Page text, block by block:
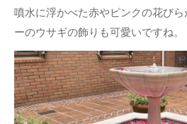
噴水に浮かべた赤やピンクの花び
ーのウサギの飾りも可愛いですね。